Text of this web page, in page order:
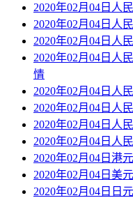
2020年02月04日人
2020年02月04日人
2020年02月04日人
2020年02月04日人
情
2020年02月04日人
2020年02月04日人
2020年02月04日人
2020年02月04日人
2020年02月04日港
2020年02月04日美
2020年02月04日日